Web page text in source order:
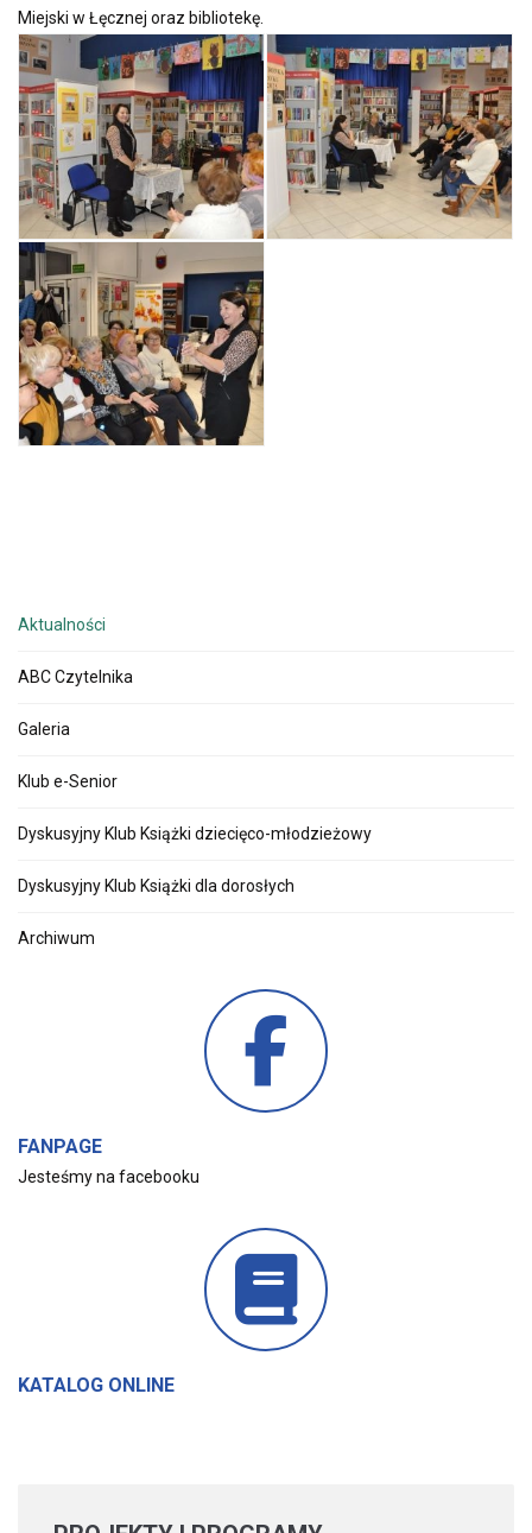
Miejski w Łęcznej oraz bibliotekę.
Aktualności
ABC Czytelnika
Galeria
Klub e-Senior
Dyskusyjny Klub Książki dziecięco-młodzieżowy
Dyskusyjny Klub Książki dla dorosłych
Archiwum
FANPAGE
Jesteśmy na facebooku
KATALOG ONLINE